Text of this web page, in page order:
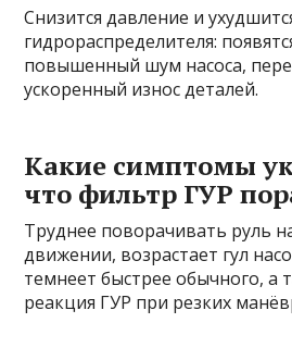
Снизится давление и
гидрораспределителя:
повышенный шум насоса,
ускоренный износ деталей.
Какие симптомы
что фильтр ГУР
Труднее поворачивать руль
движении, возрастает гул
темнеет быстрее обычного, а
реакция ГУР при резких